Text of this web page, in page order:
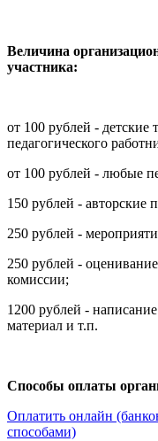
Величина
участника:
от 100 рублей - детские
педагогического
от 100 рублей - любые
150 рублей - авторские
250 рублей -
250 рублей -
комиссии;
1200 рублей -
материал и т.п.
Способы оплаты
Оплатить онлайн
способами)